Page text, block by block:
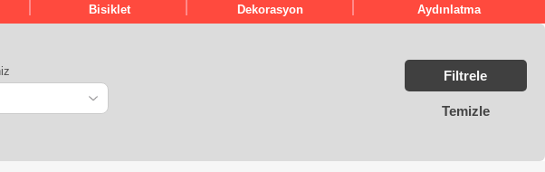
Bisiklet
Dekorasyon
Aydınlatma
Filtrele
Temizle